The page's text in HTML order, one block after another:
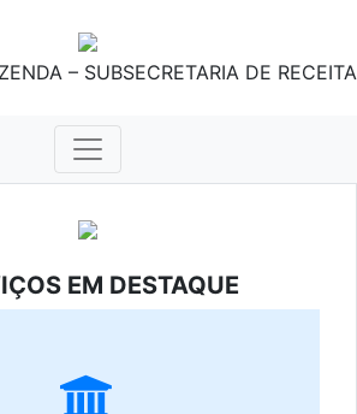
– SUBSECRETARIA DE RECEITA
EM DESTAQUE